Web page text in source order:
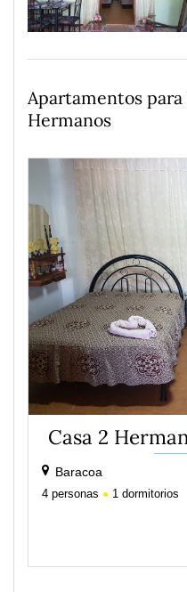
Apartamentos para
Hermanos
Casa 2
Baracoa
4 personas 1 dormitorios